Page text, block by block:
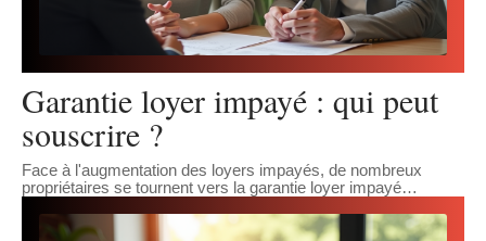
Garantie loyer impayé : qui peut
souscrire ?
Face à l'augmentation des loyers impayés, de nombreux
propriétaires se tournent vers la garantie loyer impayé…